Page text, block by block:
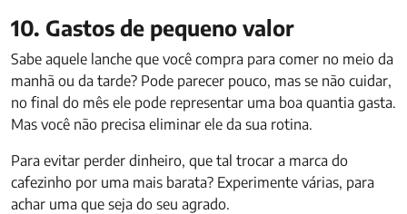
10. Gastos de pequeno valor
Sabe aquele lanche que você compra para comer no meio da
manhã ou da tarde? Pode parecer pouco, mas se não cuidar,
no final do mês ele pode representar uma boa quantia gasta.
Mas você não precisa eliminar ele da sua rotina.
Para evitar perder dinheiro, que tal trocar a marca do
cafezinho por uma mais barata? Experimente várias, para
achar uma que seja do seu agrado.